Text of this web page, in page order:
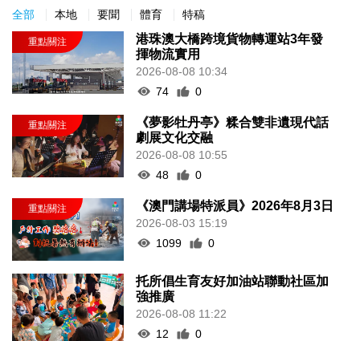
全部 本地 要聞 體育 特稿
港珠澳大橋跨境貨物轉運站3年發
揮物流實用
2026-08-08 10:34
74
0
《夢影牡丹亭》糅合雙非遺現代話
劇展文化交融
2026-08-08 10:55
48
0
《澳門講場特派員》2026年8月3日
2026-08-03 15:19
1099
0
托所倡生育友好加油站聯動社區加
強推廣
2026-08-08 11:22
12
0